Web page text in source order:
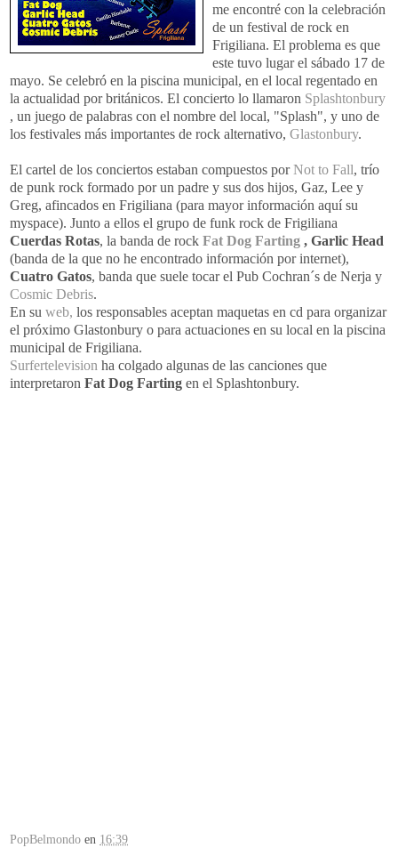
me encontré con la celebración
de un festival de rock en
Frigiliana. El problema es que
este tuvo lugar el sábado 17 de
mayo. Se celebró en la piscina municipal, en el local regentado en
la actualidad por británicos. El concierto lo llamaron Splashtonbury
, un juego de palabras con el nombre del local, "Splash", y uno de
los festivales más importantes de rock alternativo, Glastonbury.
El cartel de los conciertos estaban compuestos porNot to Fall, trío
de punk rock formado por un padre y sus dos hijos, Gaz, Lee y
Greg, afincados en Frigiliana (para mayor información aquí su
myspace). Junto a ellos el grupo de funk rock de Frigiliana
Cuerdas Rotas, la banda de rock Fat Dog Farting , Garlic Head
(banda de la que no he encontrado información por internet),
Cuatro Gatos, banda que suele tocar el Pub Cochran´s de Nerja y
Cosmic Debris.
En su web, los responsables aceptan maquetas en cd para organizar
el próximo Glastonbury o para actuaciones en su local en la piscina
municipal de Frigiliana.
Surfertelevision ha colgado algunas de las canciones que
interpretaron Fat Dog Farting en el Splashtonbury.
PopBelmondo en 16:39